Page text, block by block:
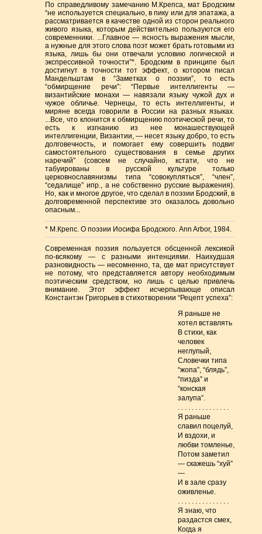
По справедливому замечанию М.Крепса, мат Бродским
“не используется специально, в пику или для эпатажа, а
рассматривается в качестве одной из сторон реального
живого языка, которым действительно пользуются его
современники. ...Главное — ясность выражения мысли,
а нужные для этого слова поэт может брать готовыми из
языка, лишь бы они отвечали условию логической и
экспрессивной точности”*. Бродским в принципе был
достигнут в точности тот эффект, о котором писал
Мандельштам в “Заметках о поэзии”, то есть
“обмирщение речи”: “Первые интеллигенты —
византийские монахи — навязали языку чужой дух и
чужое обличье. Чернецы, то есть интеллигенты, и
миряне всегда говорили в России на разных языках.
...Все, что клонится к обмирщению поэтической речи, то
есть к изгнанию из нее монашествующей
интеллигенции, Византии, — несет языку добро, то есть
долговечность, и помогает ему совершить подвиг
самостоятельного существования в семье других
наречий” (совсем не случайно, кстати, что не
табуированы в русской культуре только
церковнославянизмы типа “совокупляться”, “член”,
“седалище” ипр., а не собственно русские выражения).
Но, как и многое другое, что сделал в поэзии Бродский, в
долговременной перспективе это оказалось довольно
опасным...
* М.Крепс. О поэзии Иосифа Бродского. Ann Arbor, 1984.
Современная поэзия пользуется обсценной лексикой
по-всякому — с разными интенциями. Наихудшая
разновидность — несомненно, та, где мат присутствует
не потому, что представляется автору необходимым
поэтическим средством, но лишь с целью привлечь
внимание. Этот эффект исчерпывающе описал
Константэн Григорьев в стихотворении “Рецепт успеха”:
Я раньше не
хотел вставлять
В стихи, как
человек
неглупый,
Словечки типа
“жопа”, “блядь”,
“пизда” и
“конская
залупа”.
. . . . . . . . . . . . . . .
Я раньше
славил поцелуй,
И вздохи, и
любви томленье,
Потом заметил
— скажешь “хуй”
—
И в зале сразу
оживленье.
. . . . . . . . . . . . . . .
Я знаю, что
раздастся смех,
Когда я